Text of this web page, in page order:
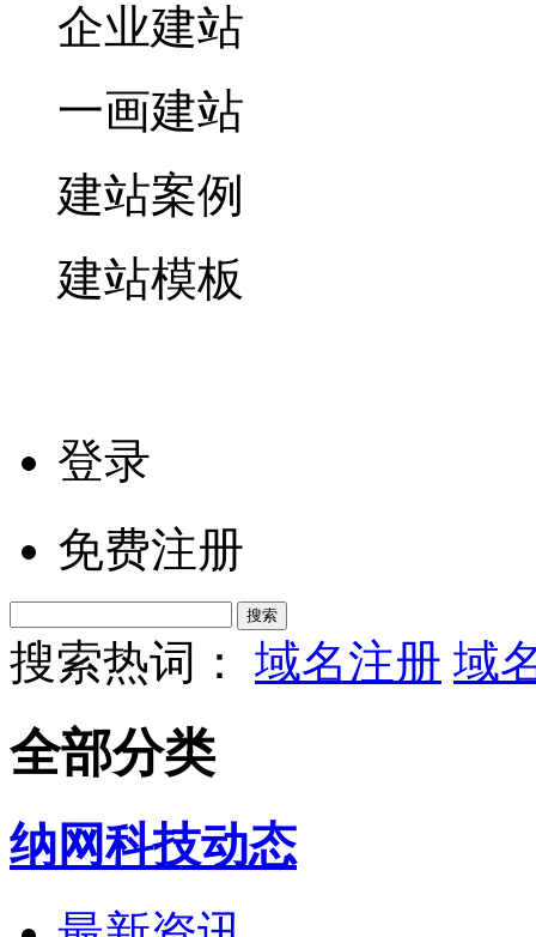
企业建站
一画建站
建站案例
建站模板
登录
免费注册
搜索热词： 域名注册 域
全部分类
纳网科技动态